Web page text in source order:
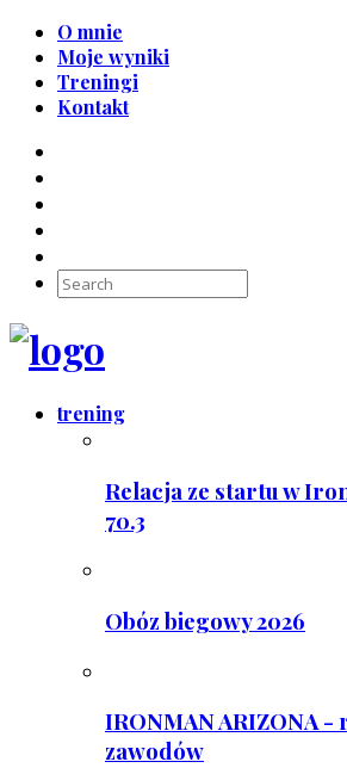
O mnie
Moje wyniki
Treningi
Kontakt
trening
Relacja ze startu w
70.3
Obóz biegowy 2026
IRONMAN ARIZONA -
zawodów